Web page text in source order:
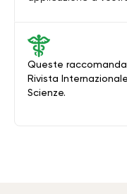
Queste
Rivista
Scienze.